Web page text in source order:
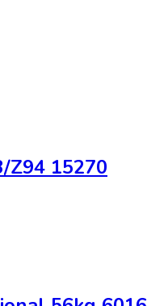
Z94 15270